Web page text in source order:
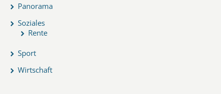
Panorama
Soziales
Rente
Sport
Wirtschaft